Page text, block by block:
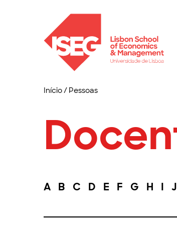
Início/ Pessoas
A B C D E F G H I J